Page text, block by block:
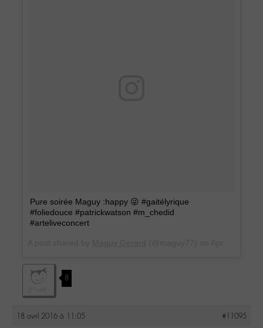
Pure soirée Maguy :happy 😜 #gaitélyrique
#foliedouce #patrickwatson #m_chedid
#arteliveconcert
8
18 avril 2016 à 11:05 #11095